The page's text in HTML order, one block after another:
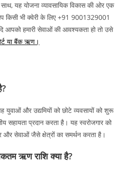
यह योजना व्यावसायिक विकास की ओर एक
किसी भी क्वेरी के लिए +91 9001329001
आपको हमारी सेवाओं की आवश्यकता हो तो उसे
या बैंक ऋण।
युवाओं और उद्यमियों को छोटे व्यवसायों को शुरू
सहायता प्रदान करता है। यह स्वरोजगार को
और सेवाओं जैसे क्षेत्रों का समर्थन करता है।
ऋण राशि क्या है?